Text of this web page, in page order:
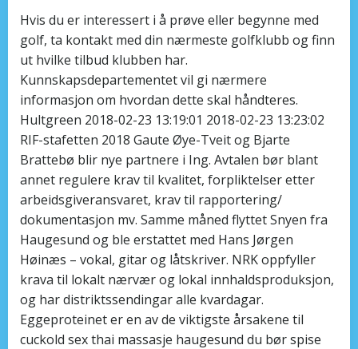
Hvis du er interessert i å prøve eller begynne med
golf, ta kontakt med din nærmeste golfklubb og finn
ut hvilke tilbud klubben har.
Kunnskapsdepartementet vil gi nærmere
informasjon om hvordan dette skal håndteres.
Hultgreen 2018-02-23 13:19:01 2018-02-23 13:23:02
RIF-stafetten 2018 Gaute Øye-Tveit og Bjarte
Brattebø blir nye partnere i Ing. Avtalen bør blant
annet regulere krav til kvalitet, forpliktelser etter
arbeidsgiveransvaret, krav til rapportering/
dokumentasjon mv. Samme måned flyttet Snyen fra
Haugesund og ble erstattet med Hans Jørgen
Høinæs – vokal, gitar og låtskriver. NRK oppfyller
krava til lokalt nærvær og lokal innhaldsproduksjon,
og har distriktssendingar alle kvardagar.
Eggeproteinet er en av de viktigste årsakene til
cuckold sex thai massasje haugesund du bør spise